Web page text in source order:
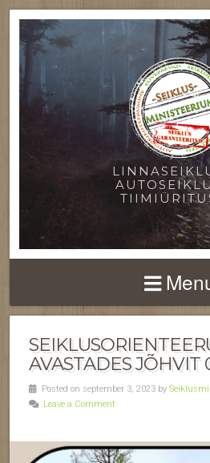
AVASTADES JÕHVIT
Posted on september 3, 2023 by
Leave a Comment